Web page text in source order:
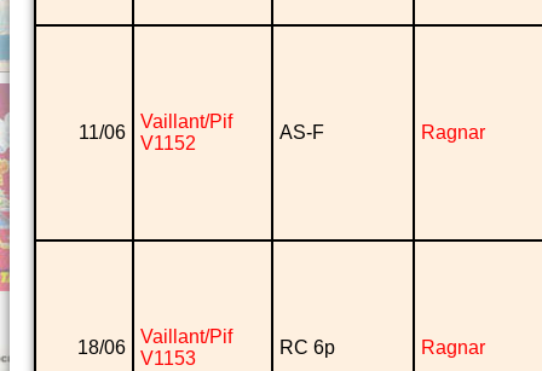
11/06
Vaillant/Pif
V1152
AS-F Ragnar
18/06
Vaillant/Pif
V1153
RC 6p Ragnar